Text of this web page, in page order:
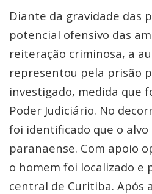
Diante da gravidade das
potencial ofensivo das
reiteração criminosa, a
representou pela prisão
investigado, medida que
Poder Judiciário. No
foi identificado que o
paranaense. Com apoio
o homem foi localizado e
central de Curitiba. Após